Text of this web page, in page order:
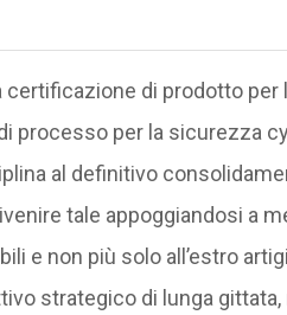
di prodotto per
processo per la sicurezza
al definitivo
tale appoggiandosi a
e non più solo all’estro
strategico di lunga